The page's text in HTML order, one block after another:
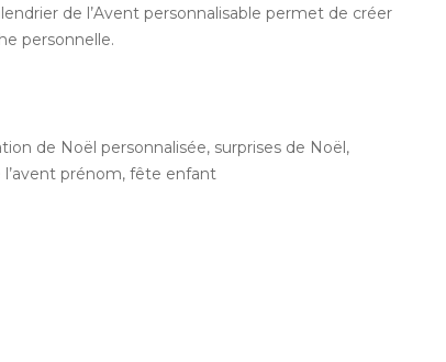
de l’Avent personnalisable permet de créer
personnelle.
de Noël personnalisée, surprises de Noël,
prénom, fête enfant